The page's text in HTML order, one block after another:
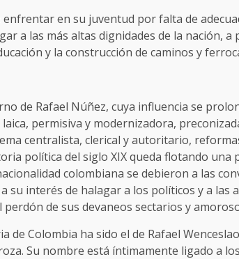
en su juventud por falta de
a las más altas dignidades de la nación,
y la construcción de caminos y
de Rafael Núñez, cuya influencia se
permisiva y modernizadora,
centralista, clerical y autoritario,
política del siglo XIX queda flotando una
colombiana se debieron a las
su interés de halagar a los políticos y a las
de sus devaneos sectarios y
de Colombia ha sido el de Rafael
Su nombre está íntimamente ligado a